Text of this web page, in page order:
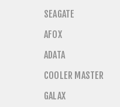
SEAGATE
AFOX
ADATA
COOLER MASTER
GALAX